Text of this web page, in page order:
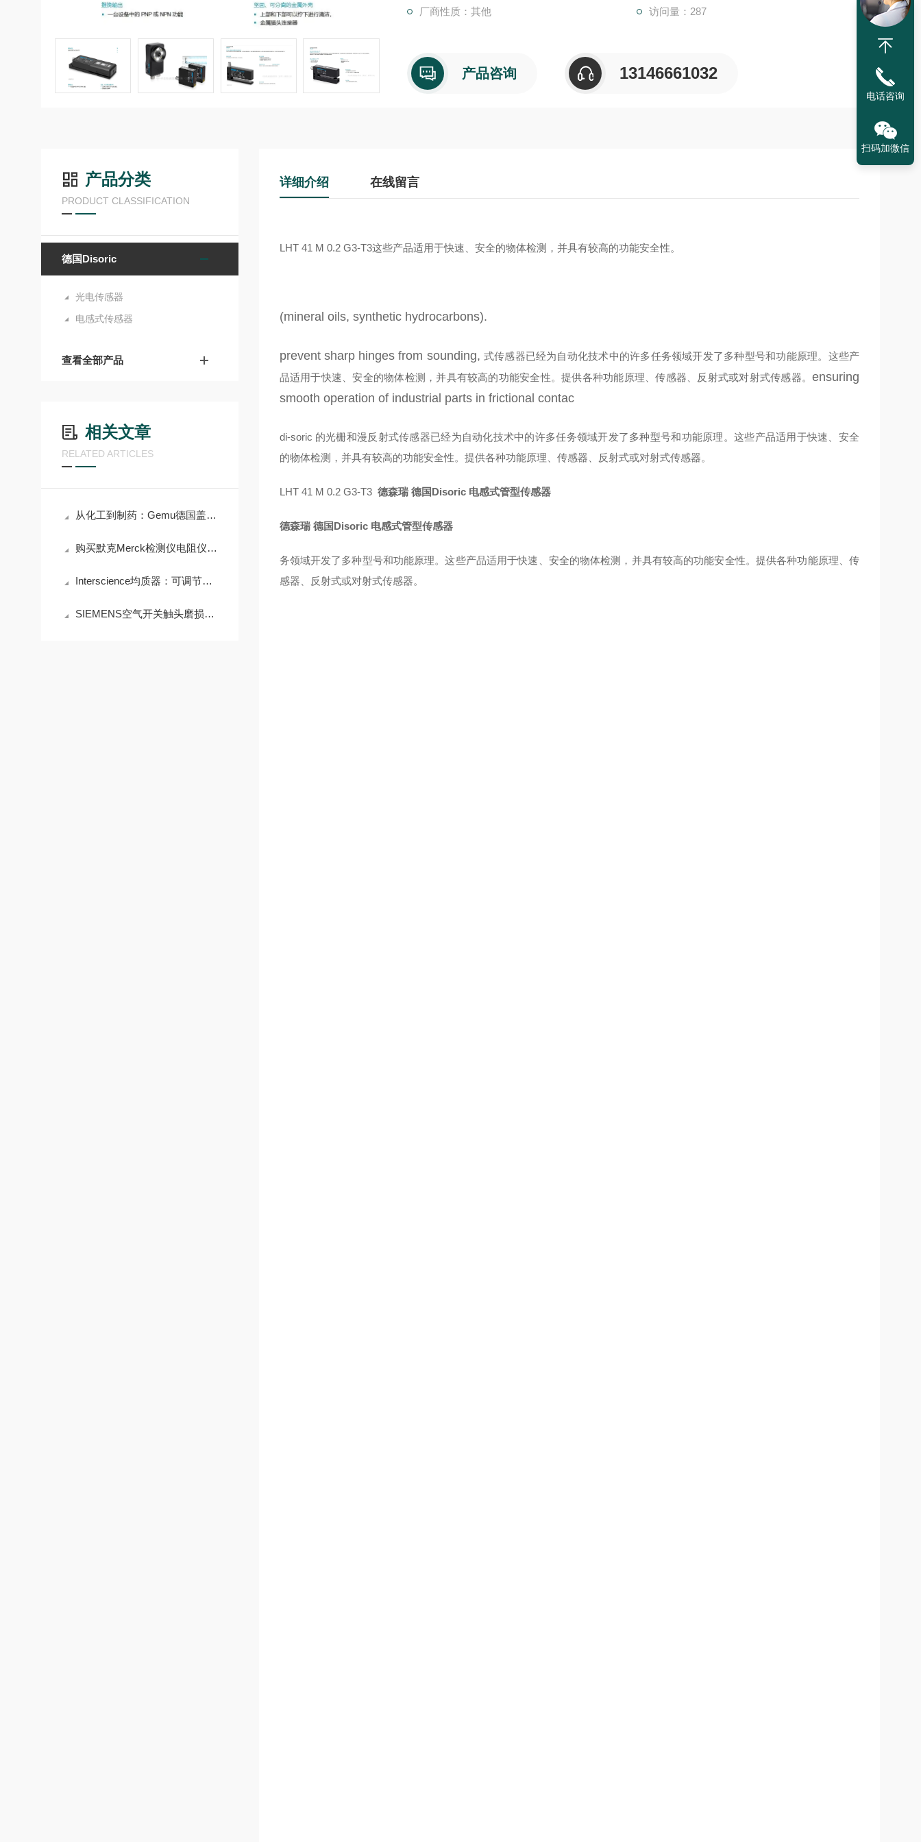
厂商性质：其他 访问量：287
产品咨询 13146661032
产品分类
PRODUCT CLASSIFICATION
德国Disoric
光电传感器
电感式传感器
查看全部产品
相关文章
RELATED ARTICLES
从化工到制药：Gemu德国盖米阀门如何应对严苛工况挑战？
购买默克Merck检测仪电阻仪前必须了解的术语解析
Interscience均质器：可调节均质时间和力度，满足多样需求
SIEMENS空气开关触头磨损检查与更换标准
详细介绍 在线留言
LHT 41 M 0.2 G3-T3这些产品适用于快速、安全的物体检测，并具有较高的功能安全性。
(mineral oils, synthetic hydrocarbons).
prevent sharp hinges from sounding, 式传感器已经为自动化技术中的许多任务领域开发了多种型号和功能原理。这些产
品适用于快速、安全的物体检测，并具有较高的功能安全性。提供各种功能原理、传感器、反射式或对射式传感器。 ensuring
smooth operation of industrial parts in frictional contac
di-soric 的光栅和漫反射式传感器已经为自动化技术中的许多任务领域开发了多种型号和功能原理。这些产品适用于快速、安全
的物体检测，并具有较高的功能安全性。提供各种功能原理、传感器、反射式或对射式传感器。
LHT 41 M 0.2 G3-T3 德森瑞 德国Disoric 电感式管型传感器
德森瑞 德国Disoric 电感式管型传感器
务领域开发了多种型号和功能原理。这些产品适用于快速、安全的物体检测，并具有较高的功能安全性。提供各种功能原理、传
感器、反射式或对射式传感器。
电话咨询
扫码加微信